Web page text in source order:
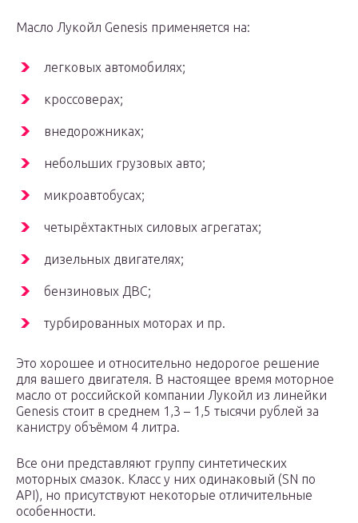
Масло Лукойл Genesis применяется на:
легковых автомобилях;
кроссоверах;
внедорожниках;
небольших грузовых авто;
микроавтобусах;
четырёхтактных силовых агрегатах;
дизельных двигателях;
бензиновых ДВС;
турбированных моторах и пр.
Это хорошее и относительно недорогое решение
для вашего двигателя. В настоящее время моторное
масло от российской компании Лукойл из линейки
Genesis стоит в среднем 1,3 – 1,5 тысячи рублей за
канистру объёмом 4 литра.
Все они представляют группу синтетических
моторных смазок. Класс у них одинаковый (SN по
API), но присутствуют некоторые отличительные
особенности.